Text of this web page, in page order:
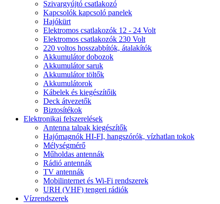
Szivargyújtó csatlakozó
Kapcsolók kapcsoló panelek
Hajókürt
Elektromos csatlakozók 12 - 24 Volt
Elektromos csatlakozók 230 Volt
220 voltos hosszabbítók, átalakítók
Akkumulátor dobozok
Akkumulátor saruk
Akkumulátor töltők
Akkumulátorok
Kábelek és kiegészítőik
Deck átvezetők
Biztosítékok
Elektronikai felszerelések
Antenna talpak kiegészítők
Hajómagnók HI-FI, hangszórók, vízhatlan tokok
Mélységmérő
Műholdas antennák
Rádió antennák
TV antennák
Mobilinternet és Wi-Fi rendszerek
URH (VHF) tengeri rádiók
Vízrendszerek